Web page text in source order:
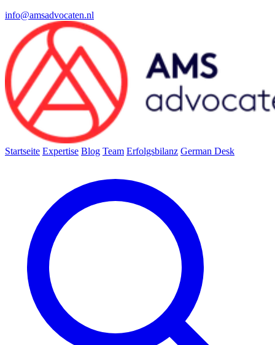
info@amsadvocaten.nl
Startseite Expertise Blog Team Erfolgsbilanz German Desk